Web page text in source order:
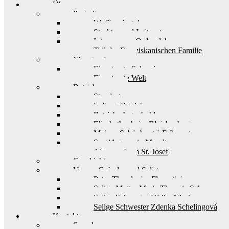
Über uns
Portrait
Wofür wir stehen
Struktur und Leitung
Interesse am Ordensleben
Teil der Franziskanischen Familie
Einsatzorte
Einsatzorte Schweiz
Einsatzorte Welt
Betriebe
Standorte
Leitung Betriebe
Betriebe Ingenbohl
Elisabethenheim Bleichenberg
Maison Schönberg à Fribourg
Sant’Agnese in Muralto
Alterszentrum St. Josef
Geschichte
Unsere Gründer und Seligen
Pater Theodosius Florentini
Selige Mutter Maria Theresia Scherer
Selige Schwester Ulrika Nisch
Selige Schwester Zdenka Schelingová
Kontakt
Spenden